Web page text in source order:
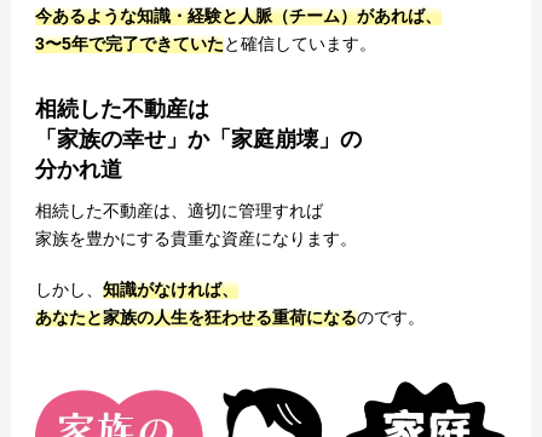
今あるような知識・経験と人脈（チーム）があれば、
3〜5年で完了できていたと確信しています。
相続した不動産は
「家族の幸せ」か「家庭崩壊」の
分かれ道
相続した不動産は、適切に管理すれば
家族を豊かにする貴重な資産になります。
しかし、 知識がなければ、
あなたと家族の人生を狂わせる重荷になるのです。